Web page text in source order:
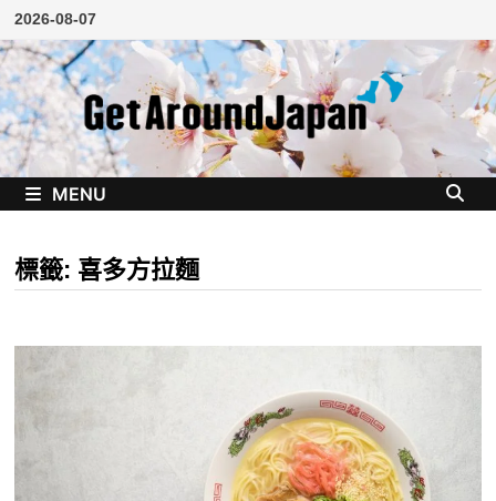
Skip
to
content
2026-08-07
MENU
標籤: 喜多方拉麵